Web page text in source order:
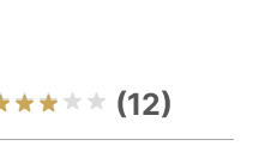
(12)